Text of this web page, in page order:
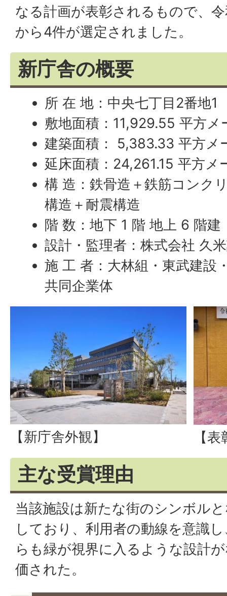
なる計画が表彰されるもので、
から4件が選定されました。
新庁舎の概要
所 在 地：中央七丁目2番地1
敷地面積：11,929.55 平方メ
建築面積： 5,383.33 平方メ
延床面積：24,261.15 平方メ
構 造：鉄骨造＋鉄筋コンク
構造＋耐震構造
階 数：地下 1 階 地上 6 階建
設計・監理者：株式会社 久
施 工 者：大林組・東武建設
共同企業体
【新庁舎外観】 【
主な受賞理由
当該施設は新たな街のシンボル
しており、利用者の動線を意識
らも緑が視界に入るような設計
価された。